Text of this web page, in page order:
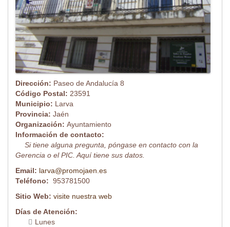
Dirección: Paseo de Andalucía 8
Código Postal: 23591
Municipio: Larva
Provincia: Jaén
Organización: Ayuntamiento
Información de contacto:
Si tiene alguna pregunta, póngase en contacto con la
Gerencia o el PIC. Aquí tiene sus datos.
Email: larva@promojaen.es
Teléfono: 953781500
Sitio Web: visite nuestra web
Días de Atención:
Lunes